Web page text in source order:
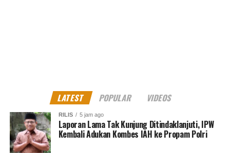
LATEST POPULAR VIDEOS
RILIS 5 jam ago
Laporan Lama Tak Kunjung Ditindaklanjuti, IPW
Kembali Adukan Kombes IAH ke Propam Polri